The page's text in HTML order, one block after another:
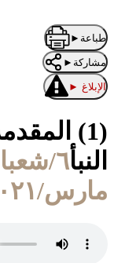
طباعة ►
مشاركة ►
الإبلاغ ►
(1)
النبأ
مارس/٢٠٢١